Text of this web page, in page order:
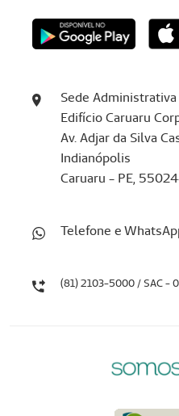
Sede Administrativa
Edifício Caruaru
Av. Adjar da Silva
Indianópolis
Caruaru - PE,
Telefone e
(81) 2103-5000 / SAC -